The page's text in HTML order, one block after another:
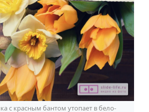
с красным бантом утопает в бело-